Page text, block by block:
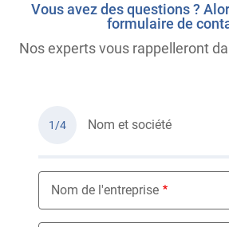
Vous avez des questions ?
formulaire de
Nos experts vous rappelleront
1/4 Nom et société
Nom de l'entreprise